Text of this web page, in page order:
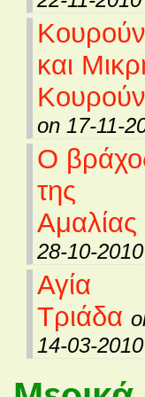
και
on 17-11-
Ο
της
Αμαλίας
28-10-2010
Αγία
Τριάδα
14-03-2010